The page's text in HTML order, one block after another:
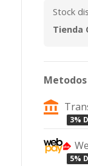
Stock
Tienda
3%
5%